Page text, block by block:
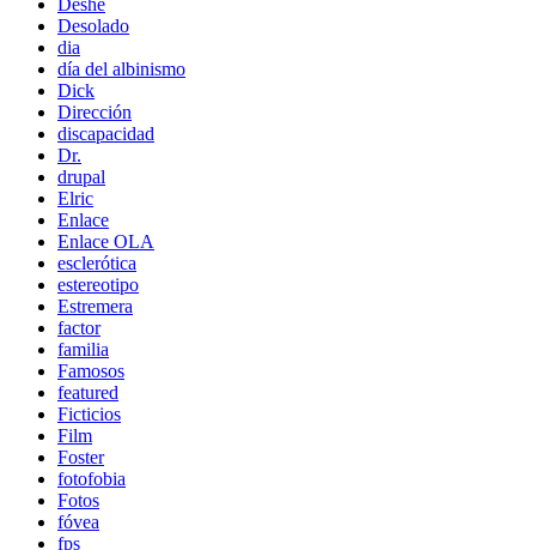
Desolado
dia
día del albinismo
Dick
Dirección
discapacidad
Dr.
drupal
Elric
Enlace
Enlace OLA
esclerótica
estereotipo
Estremera
factor
familia
Famosos
featured
Ficticios
Film
Foster
fotofobia
Fotos
fóvea
fps